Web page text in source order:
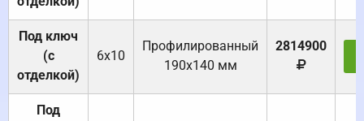
Под ключ
(с
отделкой)
6х10
Профилированный
190х140 мм
2814900
Под